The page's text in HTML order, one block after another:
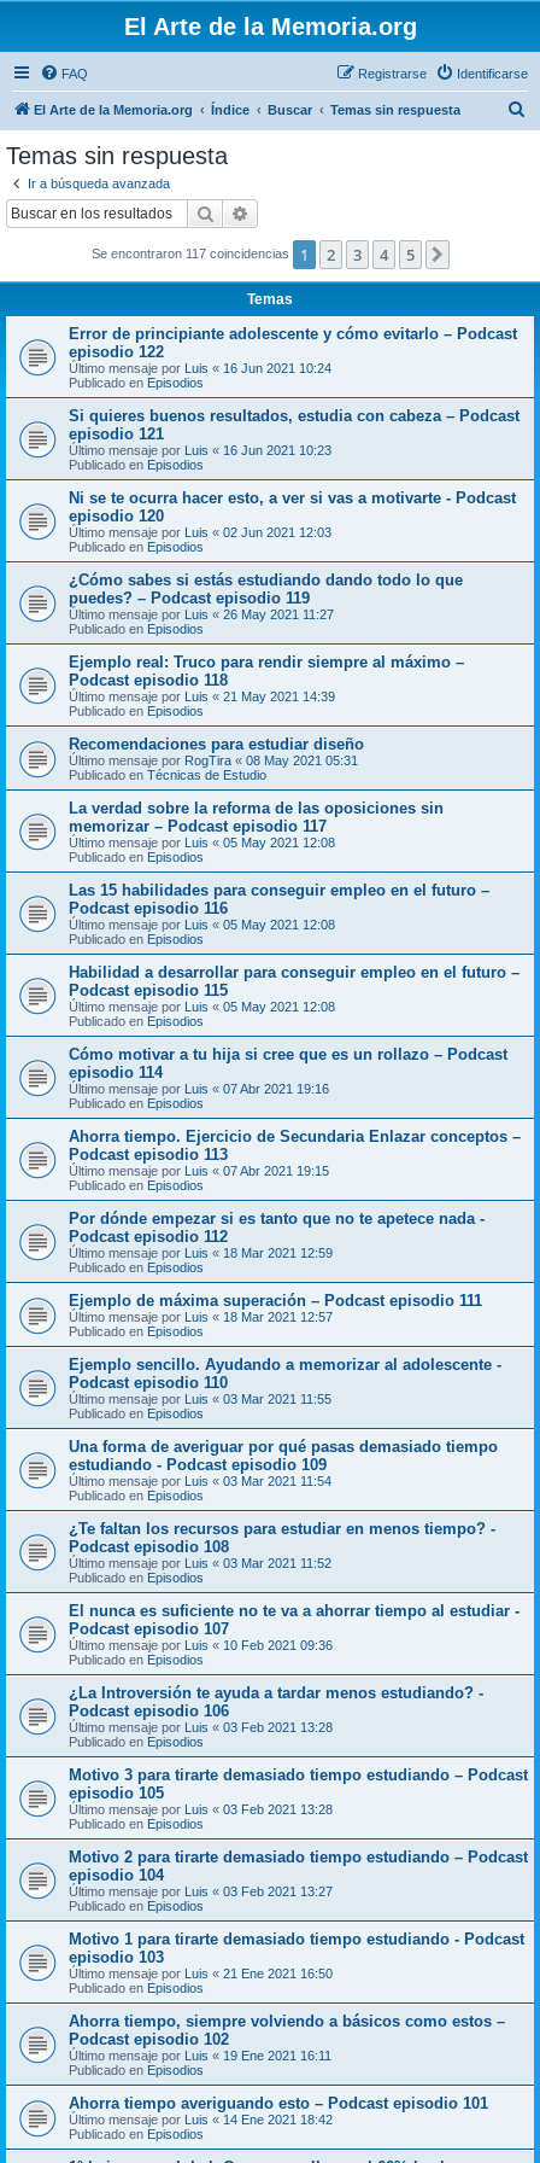
El Arte de la Memoria.org
FAQ Identificarse
Registrarse
El Arte de la Memoria.org Índice Buscar Temas sin respuesta
Temas sin respuesta
Ir a búsqueda avanzada
Buscar
Se encontraron 117 coincidencias 1 2 3 4 5
Temas
Error de principiante adolescente y cómo evitarlo – Podcast
episodio 122
Último mensaje por Luis « 16 Jun 2021 10:24
Publicado en Episodios
Si quieres buenos resultados, estudia con cabeza – Podcast
episodio 121
Último mensaje por Luis « 16 Jun 2021 10:23
Publicado en Episodios
Ni se te ocurra hacer esto, a ver si vas a motivarte - Podcast
episodio 120
Último mensaje por Luis « 02 Jun 2021 12:03
Publicado en Episodios
¿Cómo sabes si estás estudiando dando todo lo que
puedes? – Podcast episodio 119
Último mensaje por Luis « 26 May 2021 11:27
Publicado en Episodios
Ejemplo real: Truco para rendir siempre al máximo –
Podcast episodio 118
Último mensaje por Luis « 21 May 2021 14:39
Publicado en Episodios
Recomendaciones para estudiar diseño
Último mensaje por RogTira « 08 May 2021 05:31
Publicado en Técnicas de Estudio
La verdad sobre la reforma de las oposiciones sin
memorizar – Podcast episodio 117
Último mensaje por Luis « 05 May 2021 12:08
Publicado en Episodios
Las 15 habilidades para conseguir empleo en el futuro –
Podcast episodio 116
Último mensaje por Luis « 05 May 2021 12:08
Publicado en Episodios
Habilidad a desarrollar para conseguir empleo en el futuro –
Podcast episodio 115
Último mensaje por Luis « 05 May 2021 12:08
Publicado en Episodios
Cómo motivar a tu hija si cree que es un rollazo – Podcast
episodio 114
Último mensaje por Luis « 07 Abr 2021 19:16
Publicado en Episodios
Ahorra tiempo. Ejercicio de Secundaria Enlazar conceptos –
Podcast episodio 113
Último mensaje por Luis « 07 Abr 2021 19:15
Publicado en Episodios
Por dónde empezar si es tanto que no te apetece nada -
Podcast episodio 112
Último mensaje por Luis « 18 Mar 2021 12:59
Publicado en Episodios
Ejemplo de máxima superación – Podcast episodio 111
Último mensaje por Luis « 18 Mar 2021 12:57
Publicado en Episodios
Ejemplo sencillo. Ayudando a memorizar al adolescente -
Podcast episodio 110
Último mensaje por Luis « 03 Mar 2021 11:55
Publicado en Episodios
Una forma de averiguar por qué pasas demasiado tiempo
estudiando - Podcast episodio 109
Último mensaje por Luis « 03 Mar 2021 11:54
Publicado en Episodios
¿Te faltan los recursos para estudiar en menos tiempo? -
Podcast episodio 108
Último mensaje por Luis « 03 Mar 2021 11:52
Publicado en Episodios
El nunca es suficiente no te va a ahorrar tiempo al estudiar -
Podcast episodio 107
Último mensaje por Luis « 10 Feb 2021 09:36
Publicado en Episodios
¿La Introversión te ayuda a tardar menos estudiando? -
Podcast episodio 106
Último mensaje por Luis « 03 Feb 2021 13:28
Publicado en Episodios
Motivo 3 para tirarte demasiado tiempo estudiando – Podcast
episodio 105
Último mensaje por Luis « 03 Feb 2021 13:28
Publicado en Episodios
Motivo 2 para tirarte demasiado tiempo estudiando – Podcast
episodio 104
Último mensaje por Luis « 03 Feb 2021 13:27
Publicado en Episodios
Motivo 1 para tirarte demasiado tiempo estudiando - Podcast
episodio 103
Último mensaje por Luis « 21 Ene 2021 16:50
Publicado en Episodios
Ahorra tiempo, siempre volviendo a básicos como estos –
Podcast episodio 102
Último mensaje por Luis « 19 Ene 2021 16:11
Publicado en Episodios
Ahorra tiempo averiguando esto – Podcast episodio 101
Último mensaje por Luis « 14 Ene 2021 18:42
Publicado en Episodios